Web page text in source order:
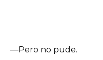
—Pero no pude.